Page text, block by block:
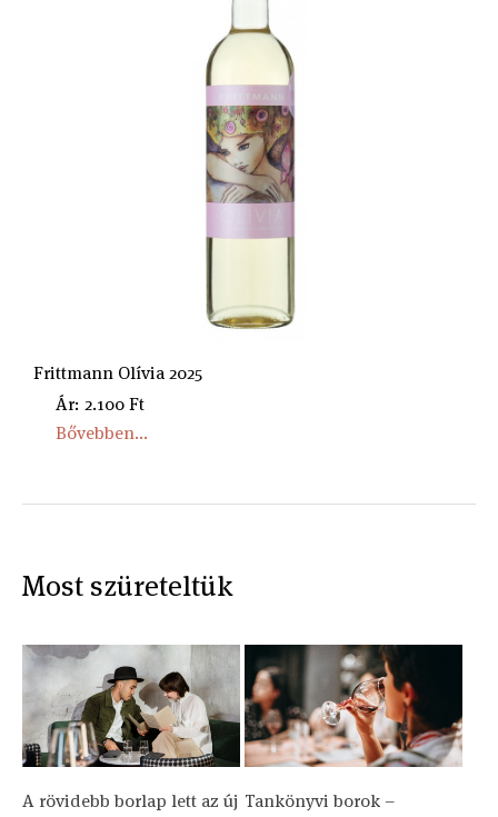
Frittmann Olívia 2025
Ár: 2.100 Ft
Bővebben...
Most szüreteltük
A rövidebb borlap lett az új Tankönyvi borok –